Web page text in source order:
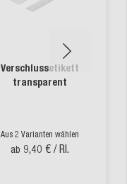
Verschlussetikett
transparent
Aus 2 Varianten wählen
ab 9,40 € / Rl.